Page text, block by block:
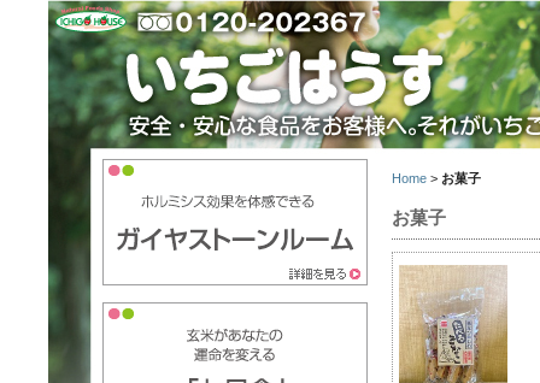
Home > お菓子
お菓子